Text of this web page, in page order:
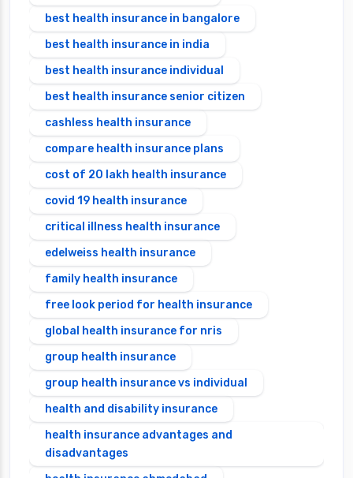
best health insurance in bangalore
best health insurance in india
best health insurance individual
best health insurance senior citizen
cashless health insurance
compare health insurance plans
cost of 20 lakh health insurance
covid 19 health insurance
critical illness health insurance
edelweiss health insurance
family health insurance
free look period for health insurance
global health insurance for nris
group health insurance
group health insurance vs individual
health and disability insurance
health insurance advantages and
disadvantages